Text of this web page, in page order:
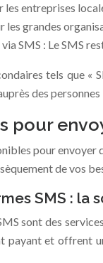
entreprises
grandes
SMS : Le SMS
tels que «
des
pour
pour envoyer
de vos
SMS : la
sont des
payant et offrent